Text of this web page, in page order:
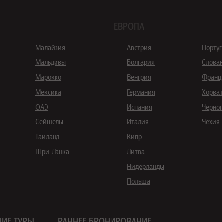
Малайзия
Мальдивы
Марокко
Мексика
ОАЭ
Сейшелы
Таиланд
Шри-Ланка
ЕВРОПА
Австрия
Болгария
Венгрия
Германия
Испания
Италия
Кипр
Литва
Нидерланды
Польша
Чехия